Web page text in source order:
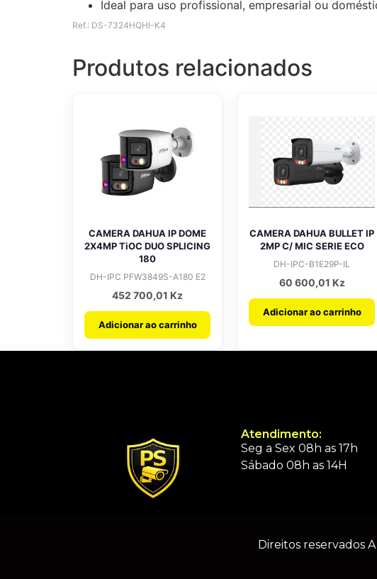
Ideal para uso profissional, empresarial ou
Ref.: DS-7324HQHI-K4
Produtos relacionados
CAMERA DAHUA IP DOME
2X4MP TiOC DUO SPLICING
180
DH-IPC PFW3849S-A180 E2
452 700,01 Kz
Adicionar ao carrinho
CAMERA DAHUA BULLET IP
2MP C/ MIC SERIE ECO
DH-IPC-B1E29P-IL
60 600,01 Kz
Adicionar ao carrinho
Atendimento:
Seg a Sex 08h as 17h
Sábado 08h as 14H
Direitos reservados A